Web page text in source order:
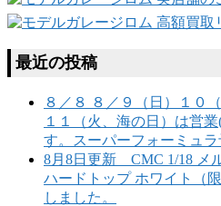
最近の投稿
８／８ ８／９（日）１０
１１（火、海の日）は営
す。スーパーフォーミュラ
8月8日更新 CMC 1/18 メ
ハードトップ ホワイト（
しました。